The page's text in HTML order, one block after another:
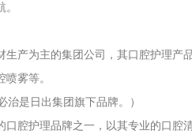
生产为主的集团公司，其口腔护理
雾等。
是日出集团旗下品牌。）
口腔护理品牌之一，以其专业的口腔